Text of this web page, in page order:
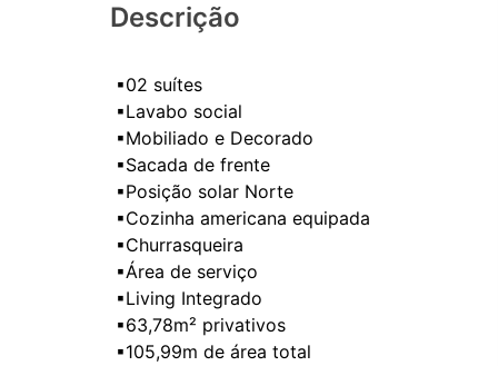
Descrição
▪02 suítes
▪Lavabo social
▪Mobiliado e Decorado
▪Sacada de frente
▪Posição solar Norte
▪Cozinha americana equipada
▪Churrasqueira
▪Área de serviço
▪Living Integrado
▪63,78m² privativos
▪105,99m de área total